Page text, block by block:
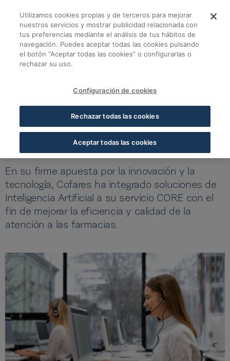
Cofares Responde
Volver a todas las noticias
Cofares Responde impulsa la
atención a la farmacia
mediante Inteligencia Artificial
En su firme apuesta por la innovación y la
tecnología, Cofares ha integrado soluciones de
Inteligencia Artificial a su servicio CORE con el
fin de mejorar la eficiencia y calidad de la
atención a las farmacias.
Utilizamos cookies propias y de terceros para mejorar
nuestros servicios y mostrar publicidad relacionada con
tus preferencias mediante el análisis de tus hábitos de
navegación. Puedes aceptar todas las cookies pulsando
el botón “Aceptar todas las cookies” o configurarlas o
rechazar su uso.
Configuración de cookies
Rechazar todas las cookies
Aceptar todas las cookies